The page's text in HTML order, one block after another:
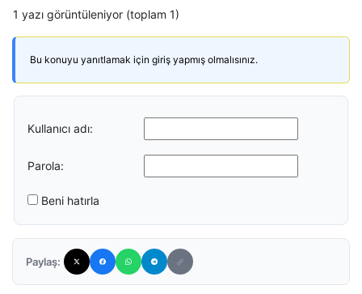
1 yazı görüntüleniyor (toplam 1)
Bu konuyu yanıtlamak için giriş yapmış olmalısınız.
Kullanıcı adı:
Parola:
Beni hatırla
Paylaş: